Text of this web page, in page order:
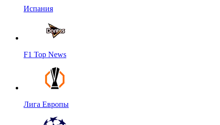
Испания
F1 Top News
Лига Европы